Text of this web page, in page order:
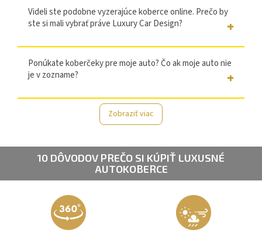
Videli ste podobne vyzerajúce koberce online. Prečo by
ste si mali vybrať práve Luxury Car Design?
Ponúkate koberčeky pre moje auto? Čo ak moje auto nie
je v zozname?
Zobraziť viac
10 DÔVODOV PREČO SI KÚPIŤ LUXUSNÉ
AUTOKOBERCE